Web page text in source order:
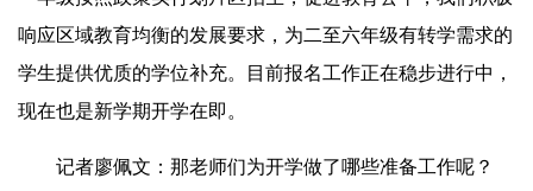
响应区域教育均衡的发展要求，为二至六年级有转学需求的
学生提供优质的学位补充。目前报名工作正在稳步进行中，
现在也是新学期开学在即。
记者廖佩文：那老师们为开学做了哪些准备工作呢？